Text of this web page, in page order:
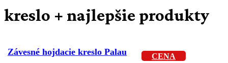
kreslo + najlepšie produkty
Závesné hojdacie kreslo Palau CENA